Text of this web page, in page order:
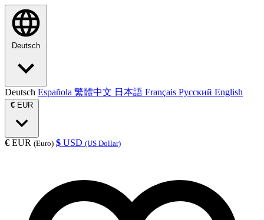
Deutsch
Deutsch Española 繁體中文 日本語 Français Русский English
€ EUR
€ EUR (Euro) $ USD (US Dollar)